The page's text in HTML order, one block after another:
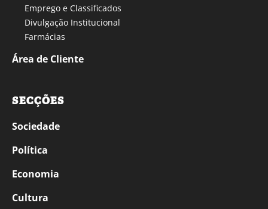
Emprego e Classificados
Divulgação Institucional
Farmácias
Área de Cliente
SECÇÕES
Sociedade
Política
Economia
Cultura